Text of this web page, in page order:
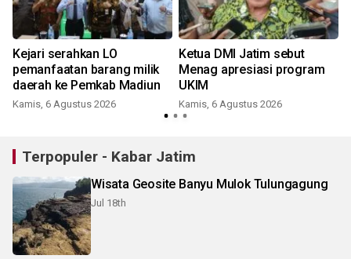
Kejari serahkan LO
pemanfaatan barang milik
daerah ke Pemkab Madiun
Kamis, 6 Agustus 2026
Ketua DMI Jatim sebut
Menag apresiasi program
UKIM
Kamis, 6 Agustus 2026
Terpopuler - Kabar Jatim
Wisata Geosite Banyu Mulok Tulungagung
Jul 18th